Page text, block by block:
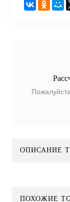
ОПИСАНИЕ
ПОХОЖИЕ